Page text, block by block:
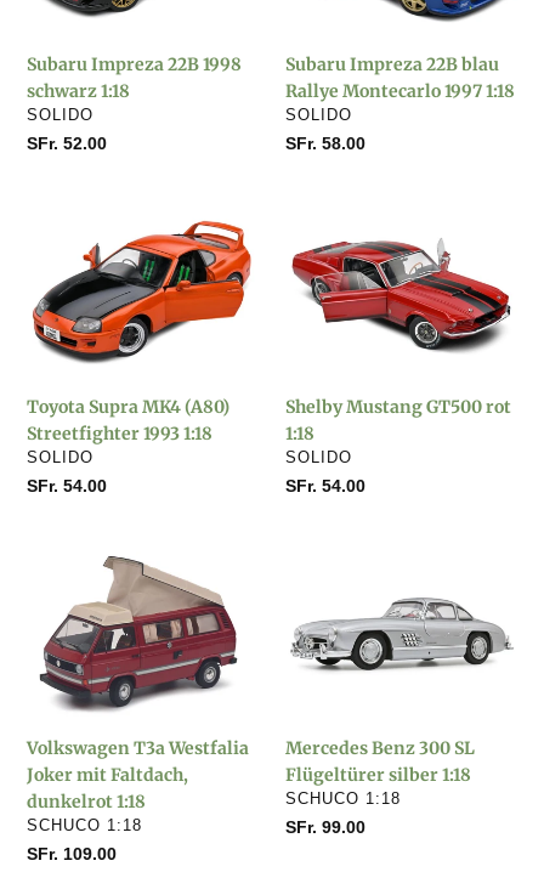
1:18
Subaru Impreza 22B 1998
schwarz 1:18
VERKÄUFER
SOLIDO
Normaler
SFr. 52.00
1:18
Subaru Impreza 22B blau
Rallye Montecarlo 1997 1:18
VERKÄUFER
SOLIDO
Normaler
SFr. 58.00
(A80)
Streetfighter
1993
Toyota Supra MK4 (A80)
Streetfighter 1993 1:18
VERKÄUFER
SOLIDO
Normaler
SFr. 54.00
Mustang
GT500
rot
Shelby Mustang GT500 rot
1:18
VERKÄUFER
SOLIDO
Normaler
SFr. 54.00
Volkswagen
Westfalia
Joker
mit
Faltdach,
1:18
Volkswagen T3a Westfalia
Joker mit Faltdach,
dunkelrot 1:18
VERKÄUFER
SCHUCO 1:18
Normaler
SFr. 109.00
SL
Flügeltürer
Mercedes Benz 300 SL
Flügeltürer silber 1:18
VERKÄUFER
SCHUCO 1:18
Normaler
SFr. 99.00